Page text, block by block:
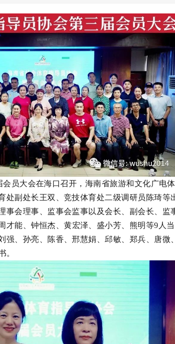
员大会在海口召开，海南省旅游和文化广电
副处长王双、竞技体育处二级调研员陈琦等
会理事、监事会监事以及会长、副会长、监
才能 、钟恒杰 、黄宏泽 盛小芳 熊明等9人
、孙亮、陈香、邢慧娟、邱敏、郑兵、唐微
。